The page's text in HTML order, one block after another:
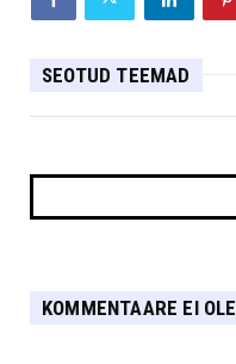
SEOTUD TEEMAD
KOMMENTAARE EI OLE